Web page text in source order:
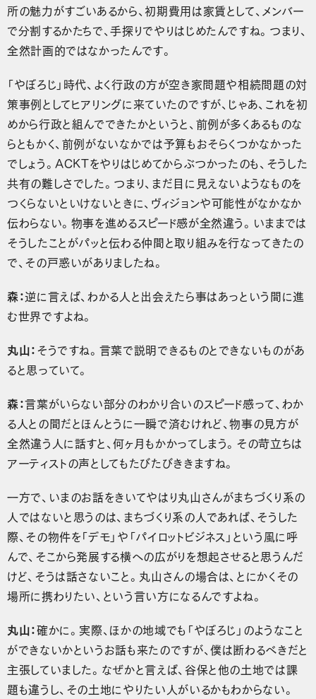
所の魅力がすごいあるから、初期費用は家賃として、メンバー
で分割するかたちで、手探りでやりはじめたんですね。つまり、
全然計画的ではなかったんです。
「やぼろじ」時代、よく行政の方が空き家問題や相続問題の対
策事例としてヒアリングに来ていたのですが、じゃあ、これを初
めから行政と組んでできたかというと、前例が多くあるものな
らともかく、前例がないなかでは予算もおそらくつかなかった
でしょう。ACKTをやりはじめてからぶつかったのも、そうした
共有の難しさでした。つまり、まだ目に見えないようなものを
つくらないといけないときに、ヴィジョンや可能性がなかなか
伝わらない。物事を進めるスピード感が全然違う。いままでは
そうしたことがパッと伝わる仲間と取り組みを行なってきたの
で、その戸惑いがありましたね。
森：逆に言えば、わかる人と出会えたら事はあっという間に進
む世界ですよね。
丸山：そうですね。言葉で説明できるものとできないものがあ
ると思っていて。
森：言葉がいらない部分のわかり合いのスピード感って、わか
る人との間だとほんとうに一瞬で済むけれど、物事の見方が
全然違う人に話すと、何ヶ月もかかってしまう。その苛立ちは
アーティストの声としてもたびたびききますね。
一方で、いまのお話をきいてやはり丸山さんがまちづくり系の
人ではないと思うのは、まちづくり系の人であれば、そうした
際、その物件を「デモ」や「パイロットビジネス」という風に呼
んで、そこから発展する横への広がりを想起させると思うんだ
けど、そうは話さないこと。丸山さんの場合は、とにかくその
場所に携わりたい、という言い方になるんですよね。
丸山：確かに。実際、ほかの地域でも「やぼろじ」のようなこと
ができないかというお話も来たのですが、僕は断わるべきだと
主張していました。なぜかと言えば、谷保と他の土地では課
題も違うし、その土地にやりたい人がいるかもわからない。